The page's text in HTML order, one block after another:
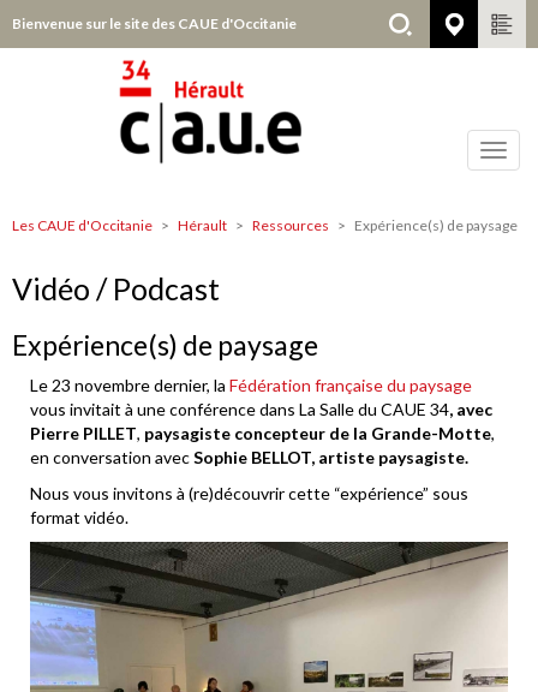
au
Bienvenue sur le site des CAUE d'Occitanie Hérault
Hérault
Les CAUE d'Occitanie Hérault Ressources Expérience(s) de paysage
Vidéo / Podcast
Expérience(s) de paysage
Le 23 novembre dernier, la Fédération française du paysage
vous invitait à une conférence dans La Salle du CAUE 34, avec
Pierre PILLET, paysagiste concepteur de la Grande-Motte,
en conversation avecSophie BELLOT, artiste paysagiste.
Nous vous invitons à (re)découvrir cette “expérience” sous
format vidéo.